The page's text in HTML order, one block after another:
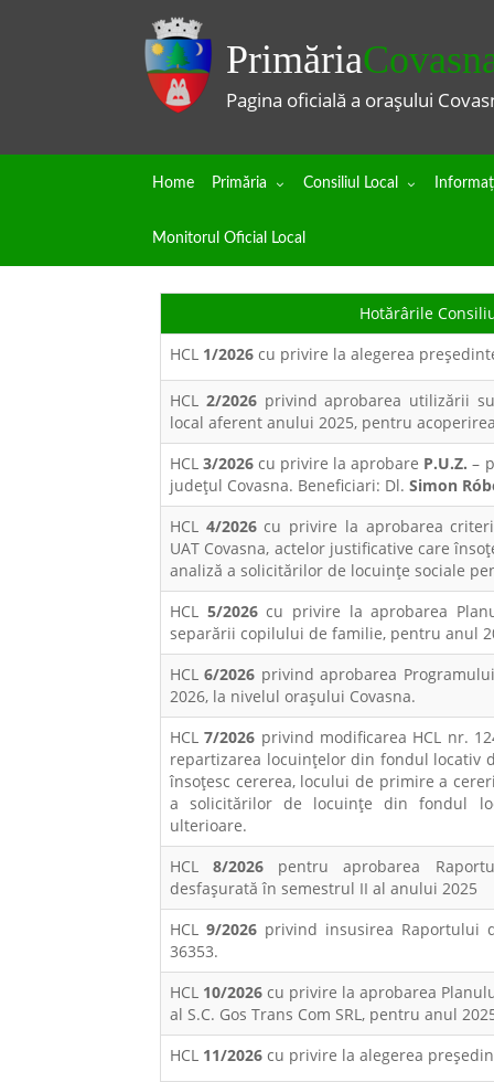
Primăria
Pagina oficială a orașului
Home Primăria Consiliul Local
Monitorul Oficial Local
Hotărârile
HCL 1/2026 cu privire la alegerea
HCL 2/2026privind aprobarea utilizării
local aferent anului 2025, pentru
HCL3/2026 cu privire la aprobare P.U.Z. –
județul Covasna. Beneficiari: Dl. Simon
HCL 4/2026cu privire la aprobarea
UAT Covasna, actelor justificative care
analiză a solicitărilor de locuințe sociale
HCL 5/2026cu privire la aprobarea
separării copilului de familie, pentru anul
HCL6/2026 privind aprobarea
2026, la nivelul orașului Covasna.
HCL7/2026 privind modificarea HCL nr.
repartizarea locuințelor din fondul locativ
însoțesc cererea, locului de primire a
a solicitărilor de locuințe din fondul
ulterioare.
HCL8/2026 pentru aprobarea
desfaşurată în semestrul II al anului 2025
HCL 9/2026 privind insusirea Raportului
36353.
HCL 10/2026 cu privire la aprobarea
al S.C. Gos Trans Com SRL, pentru anul
HCL 11/2026 cu privire la alegerea